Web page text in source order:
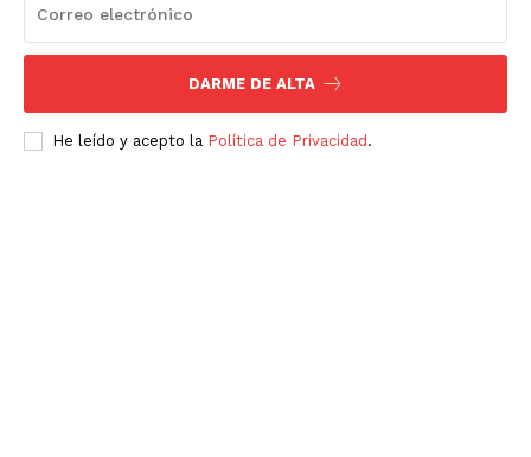
DARME DE ALTA
He leído y acepto la Política de Privacidad .